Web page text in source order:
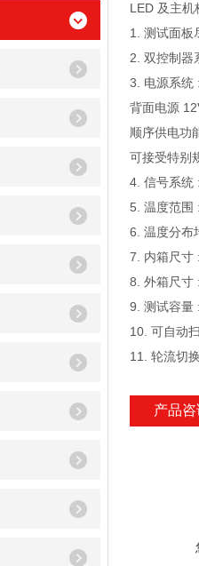
LED 及主机
1. 测试面板
2. 双控制器
3. 电源系统
背面电源
顺序供电功
可接受特别
4. 信号系统
5. 温度范
6. 温度分
7. 内箱尺寸
8. 外箱尺寸
9. 测试容量
10. 可自动
11. 轮流切
产品